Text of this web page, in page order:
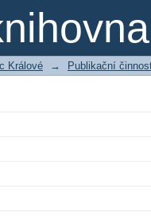
církev Alfreda
Králové → Publikační